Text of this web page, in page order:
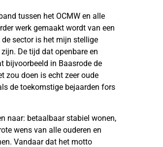
tussen het OCMW en alle
werk gemaakt wordt van een
sector is het mijn stellige
De tijd dat openbare en
bijvoorbeeld in Baasrode de
zou doen is echt zeer oude
de toekomstige bejaarden fors
naar: betaalbaar stabiel wonen,
wens van alle ouderen en
Vandaar dat het motto